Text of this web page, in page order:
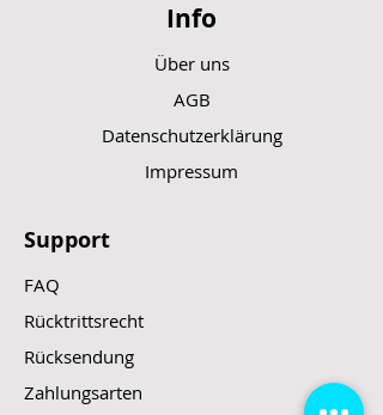
Info
Über uns
AGB
Datenschutzerklärung
Impressum
Support
FAQ
Rücktrittsrecht
Rücksendung
Zahlungsarten